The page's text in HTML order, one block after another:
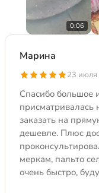
0:06
Марина
23
Спасибо большое
присматривалась
заказать на
дешевле. Плюс
меркам, пальто
очень быстро,